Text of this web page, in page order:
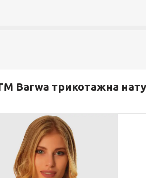
Barwa трикотажна